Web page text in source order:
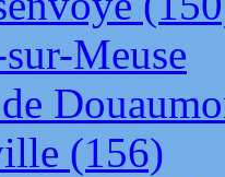
Meuse
(156)